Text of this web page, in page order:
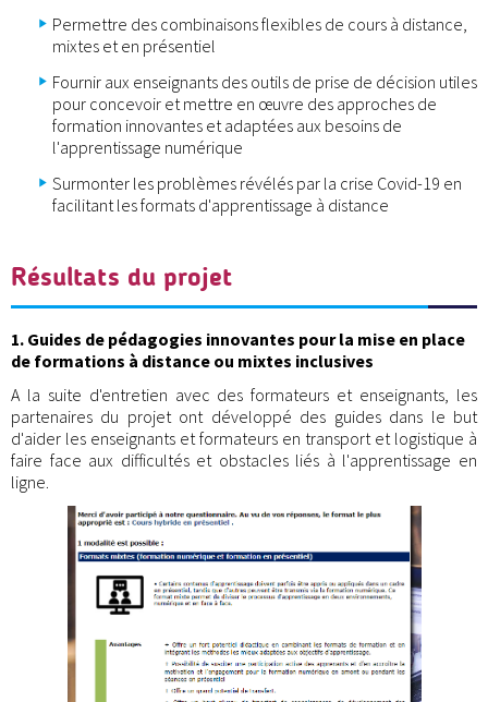
Permettre des combinaisons flexibles de cours à distance,
mixtes et en présentiel
Fournir aux enseignants des outils de prise de décision utiles
pour concevoir et mettre en œuvre des approches de
formation innovantes et adaptées aux besoins de
l'apprentissage numérique
Surmonter les problèmes révélés par la crise Covid-19 en
facilitant les formats d'apprentissage à distance
Résultats du projet
1. Guides de pédagogies innovantes pour la mise en place
de formations à distance ou mixtes inclusives
A la suite d'entretien avec des formateurs et enseignants, les
partenaires du projet ont développé des guides dans le but
d'aider les enseignants et formateurs en transport et logistique à
faire face aux difficultés et obstacles liés à l'apprentissage en
ligne.